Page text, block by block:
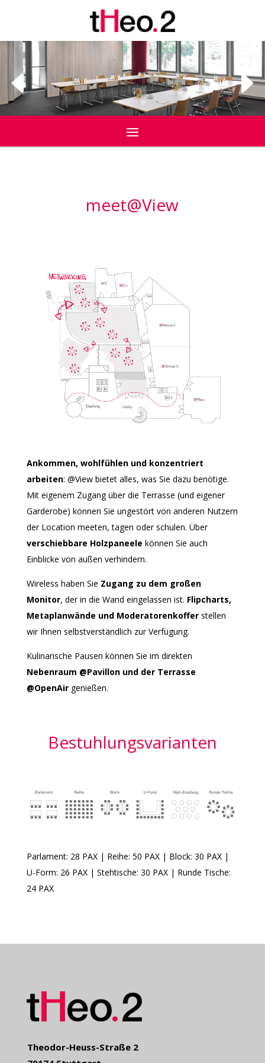
meet@View
Ankommen, wohlfühlen und konzentriert
arbeiten: @View bietet alles, was Sie dazu benötige.
Mit eigenem Zugang über die Terrasse (und eigener
Garderobe) können Sie ungestört von anderen Nutzern
der Location meeten, tagen oder schulen. Über
verschiebbare Holzpaneele können Sie auch
Einblicke von außen verhindern.
Wireless haben Sie Zugang zu dem großen
Monitor, der in die Wand eingelassen ist. Flipcharts,
Metaplanwände und Moderatorenkofferstellen
wir Ihnen selbstverständlich zur Verfügung.
Kulinarische Pausen können Sie im direkten
Nebenraum @Pavillon und der Terrasse
@OpenAirgenießen.
Bestuhlungsvarianten
Parlament: 28 PAX | Reihe: 50 PAX | Block: 30 PAX |
U-Form: 26 PAX | Stehtische: 30 PAX | Runde Tische:
24 PAX
Theodor-Heuss-Straße 2